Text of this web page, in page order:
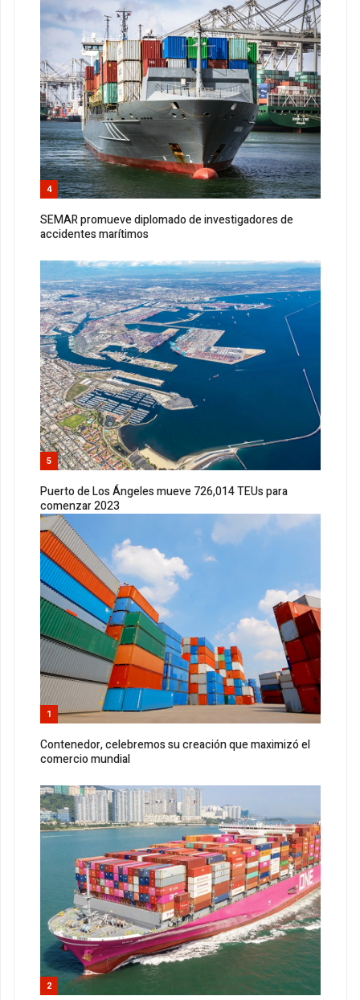
4
SEMAR promueve diplomado de investigadores de
accidentes marítimos
5
Puerto de Los Ángeles mueve 726,014 TEUs para
comenzar 2023
1
Contenedor, celebremos su creación que maximizó el
comercio mundial
2